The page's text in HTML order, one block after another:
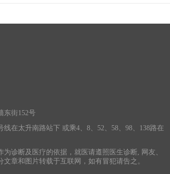
东街152号
在太升南路站下 或乘4、8、52、58、98、138路在
诊断及医疗的依据，就医请遵照医生诊断, 网友、
章和图片转载于互联网，如有冒犯请告之。